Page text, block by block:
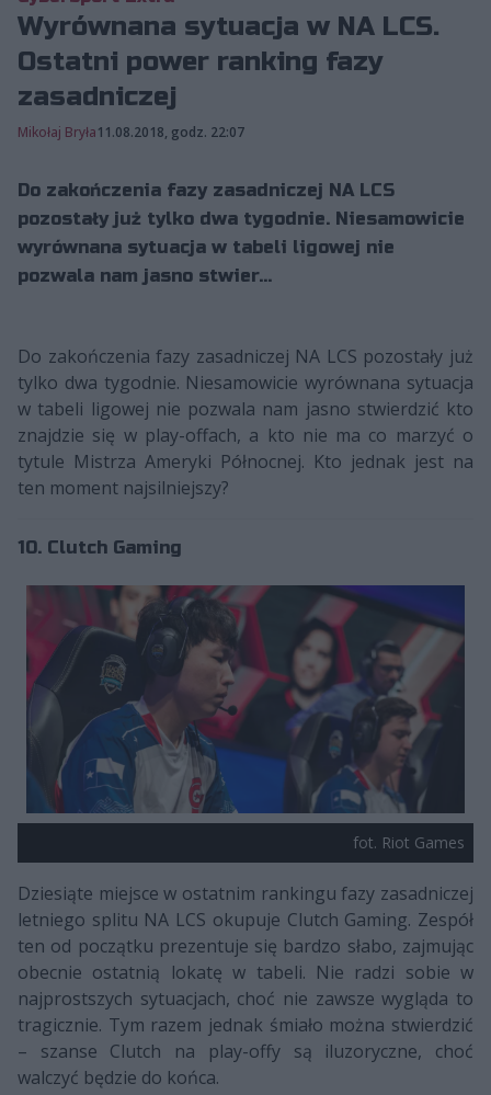
Wyrównana sytuacja w NA LCS.
Ostatni power ranking fazy
zasadniczej
Mikołaj Bryła11.08.2018, godz. 22:07
Do zakończenia fazy zasadniczej NA LCS
pozostały już tylko dwa tygodnie. Niesamowicie
wyrównana sytuacja w tabeli ligowej nie
pozwala nam jasno stwier...
Do zakończenia fazy zasadniczej NA LCS pozostały już
tylko dwa tygodnie. Niesamowicie wyrównana sytuacja
w tabeli ligowej nie pozwala nam jasno stwierdzić kto
znajdzie się w play-offach, a kto nie ma co marzyć o
tytule Mistrza Ameryki Północnej. Kto jednak jest na
ten moment najsilniejszy?
10. Clutch Gaming
fot. Riot Games
Dziesiąte miejsce w ostatnim rankingu fazy zasadniczej
letniego splitu NA LCS okupuje Clutch Gaming. Zespół
ten od początku prezentuje się bardzo słabo, zajmując
obecnie ostatnią lokatę w tabeli. Nie radzi sobie w
najprostszych sytuacjach, choć nie zawsze wygląda to
tragicznie. Tym razem jednak śmiało można stwierdzić
– szanse Clutch na play-offy są iluzoryczne, choć
walczyć będzie do końca.